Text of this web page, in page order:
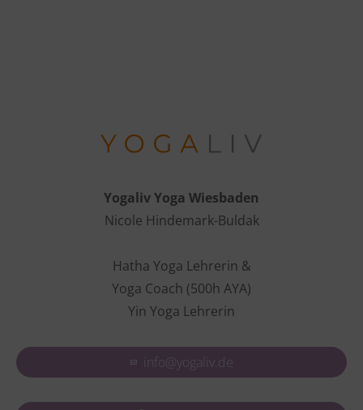
Yogaliv Yoga Wiesbaden
Nicole Hindemark-Buldak
Hatha Yoga Lehrerin &
Yoga Coach (500h AYA)
Yin Yoga Lehrerin
info@yogaliv.de